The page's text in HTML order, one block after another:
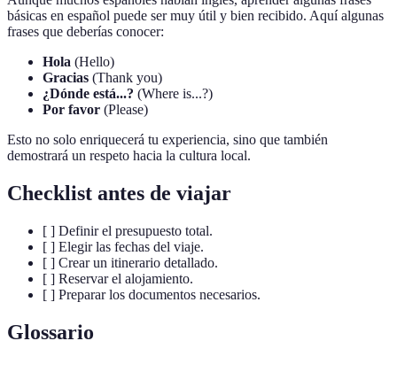
básicas en español puede ser muy útil y bien recibido. Aquí algunas
frases que deberías conocer:
Hola (Hello)
Gracias (Thank you)
¿Dónde está...? (Where is...?)
Por favor (Please)
Esto no solo enriquecerá tu experiencia, sino que también
demostrará un respeto hacia la cultura local.
Checklist antes de viajar
[ ] Definir el presupuesto total.
[ ] Elegir las fechas del viaje.
[ ] Crear un itinerario detallado.
[ ] Reservar el alojamiento.
[ ] Preparar los documentos necesarios.
Glossario